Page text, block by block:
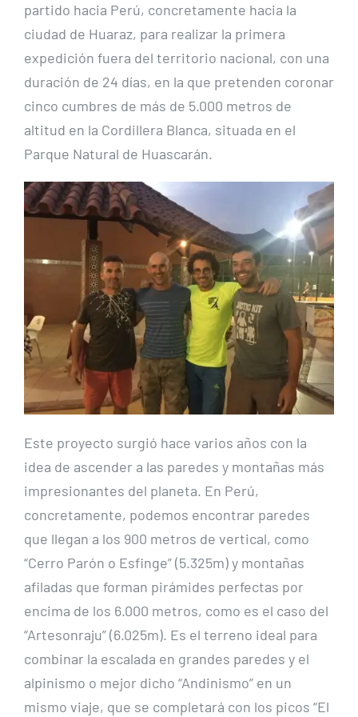
partido hacia Perú, concretamente hacia la
ciudad de Huaraz, para realizar la primera
expedición fuera del territorio nacional, con una
duración de 24 días, en la que pretenden coronar
cinco cumbres de más de 5.000 metros de
altitud en la Cordillera Blanca, situada en el
Parque Natural de Huascarán.
Este proyecto surgió hace varios años con la
idea de ascender a las paredes y montañas más
impresionantes del planeta. En Perú,
concretamente, podemos encontrar paredes
que llegan a los 900 metros de vertical, como
“Cerro Parón o Esfinge” (5.325m) y montañas
afiladas que forman pirámides perfectas por
encima de los 6.000 metros, como es el caso del
“Artesonraju” (6.025m). Es el terreno ideal para
combinar la escalada en grandes paredes y el
alpinismo o mejor dicho “Andinismo” en un
mismo viaje, que se completará con los picos “El